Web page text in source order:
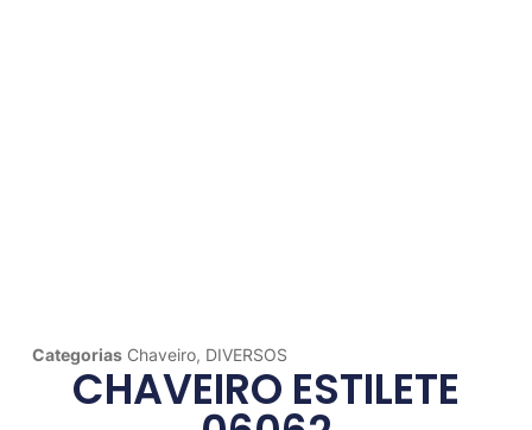
Categorias Chaveiro, DIVERSOS
CHAVEIRO ESTILETE